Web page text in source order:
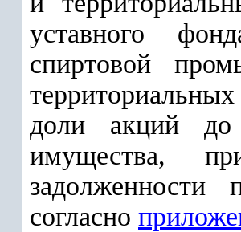
уставного
спиртовой
доли акций до
имущества,
согласно